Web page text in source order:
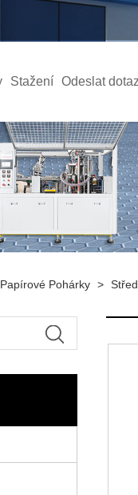
Stažení Odeslat
Pohárky >